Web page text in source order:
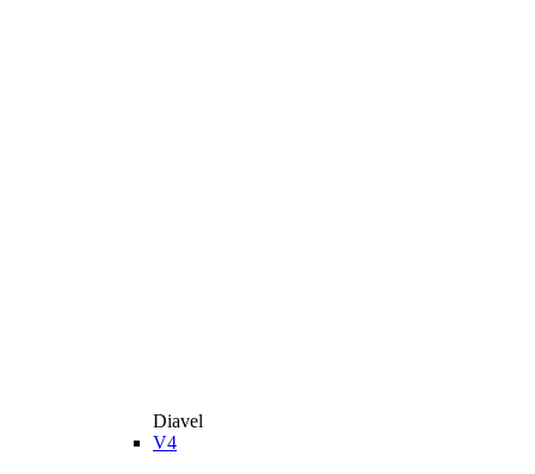
Diavel
V4